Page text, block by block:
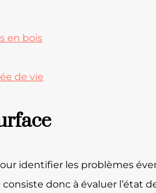
en bois
de vie
identifier les problèmes
donc à évaluer l’état